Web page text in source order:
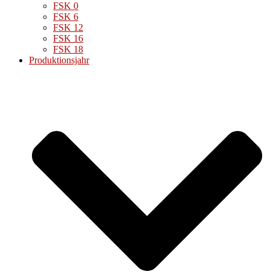
FSK 0
FSK 6
FSK 12
FSK 16
FSK 18
Produktionsjahr